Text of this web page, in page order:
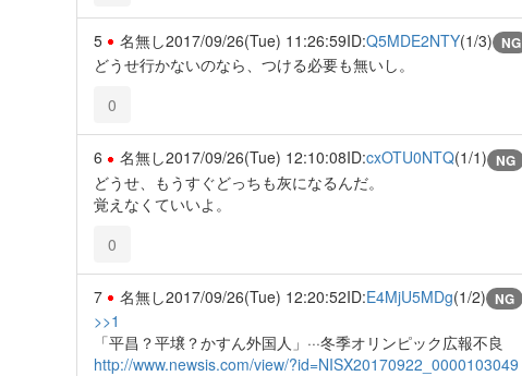
5 名無し2017/09/26(Tue) 11:26:59ID:Q5MDE2NTY(1/3) NG
どうせ行かないのなら、つける必要も無いし。
0
6 名無し2017/09/26(Tue) 12:10:08ID:cxOTU0NTQ(1/1) NG
どうせ、もうすぐどっちも灰になるんだ。
覚えなくていいよ。
0
7 名無し2017/09/26(Tue) 12:20:52ID:E4MjU5MDg(1/2) NG
>>1
「平昌？平壌？かすん外国人」···冬季オリンピック広報不良
http://www.newsis.com/view/?id=NISX20170922_0000103049